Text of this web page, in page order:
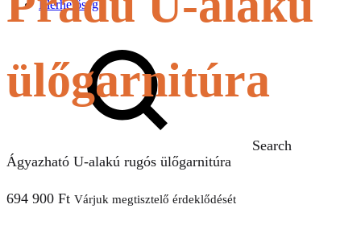
Elérhetőség
Search
ülőgarnitúra
Ágyazható U-alakú rugós ülőgarnitúra
694 900 Ft Várjuk megtisztelő érdeklődését